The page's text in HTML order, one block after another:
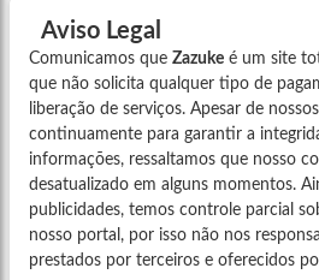
Aviso Legal
Comunicamos que Zazuke é um site
que não solicita qualquer tipo de
liberação de serviços. Apesar de
continuamente para garantir a
informações, ressaltamos que nosso
desatualizado em alguns momentos.
publicidades, temos controle parcial
nosso portal, por isso não nos
prestados por terceiros e oferecidos